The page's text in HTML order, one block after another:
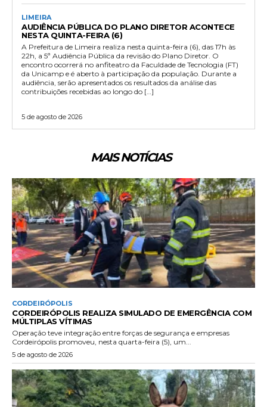
LIMEIRA
AUDIÊNCIA PÚBLICA DO PLANO DIRETOR ACONTECE
NESTA QUINTA-FEIRA (6)
A Prefeitura de Limeira realiza nesta quinta-feira (6), das 17h às
22h, a 5ª Audiência Pública da revisão do Plano Diretor. O
encontro ocorrerá no anfiteatro da Faculdade de Tecnologia (FT)
da Unicamp e é aberto à participação da população. Durante a
audiência, serão apresentados os resultados da análise das
contribuições recebidas ao longo do […]
5 de agosto de 2026
MAIS NOTÍCIAS
CORDEIRÓPOLIS
CORDEIRÓPOLIS REALIZA SIMULADO DE EMERGÊNCIA COM
MÚLTIPLAS VÍTIMAS
Operação teve integração entre forças de segurança e empresas
Cordeirópolis promoveu, nesta quarta-feira (5), um...
5 de agosto de 2026